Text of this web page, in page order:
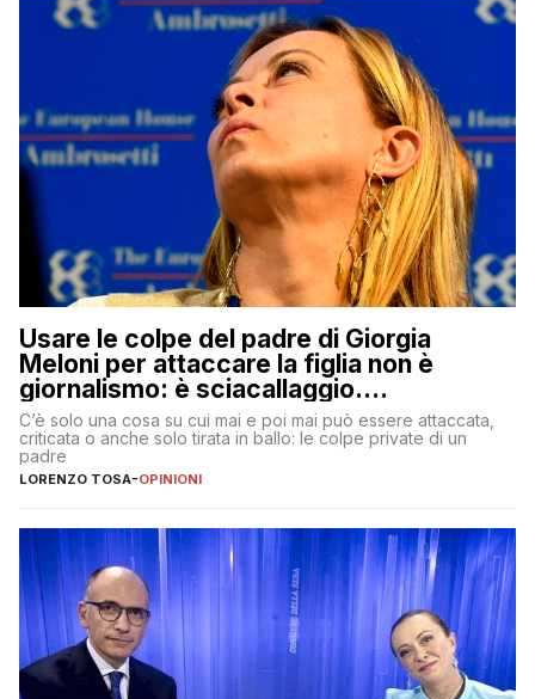
Usare le colpe del padre di Giorgia
Meloni per attaccare la figlia non è
giornalismo: è sciacallaggio.
Dimostriamo di essere diversi
C’è solo una cosa su cui mai e poi mai può essere attaccata,
criticata o anche solo tirata in ballo: le colpe private di un
padre
LORENZO TOSA-OPINIONI